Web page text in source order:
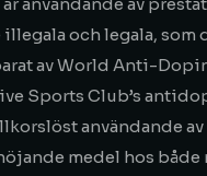
och legala, som
av World Anti-
Sports Club’s
användande av
medel hos både